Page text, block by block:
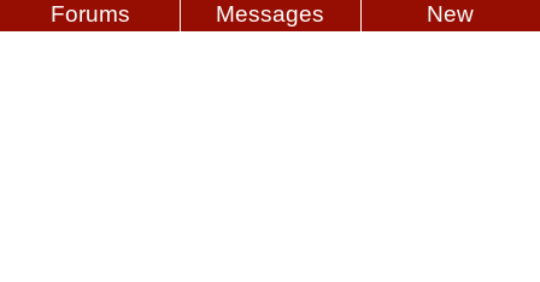
Forums Messages New